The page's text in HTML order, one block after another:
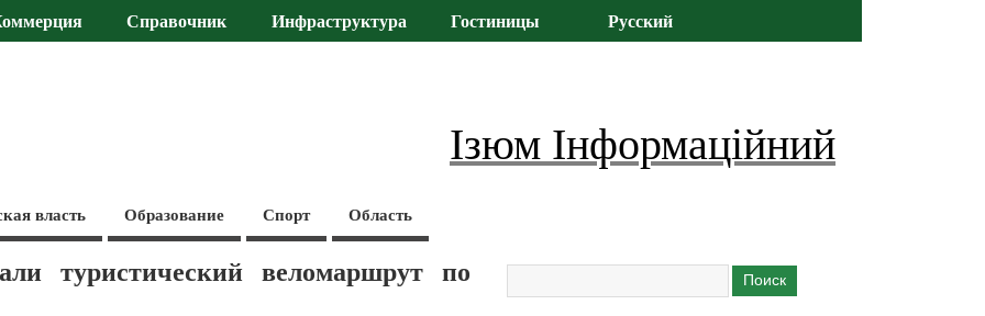
Справочник Инфраструктура Гостиницы Русский
Ізюм Інформаційний
власть Образование Спорт Область
туристический веломаршрут по